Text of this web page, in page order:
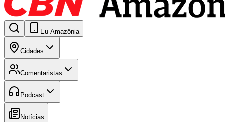
Eu Amazônia
Cidades
Comentaristas
Podcast
Notícias